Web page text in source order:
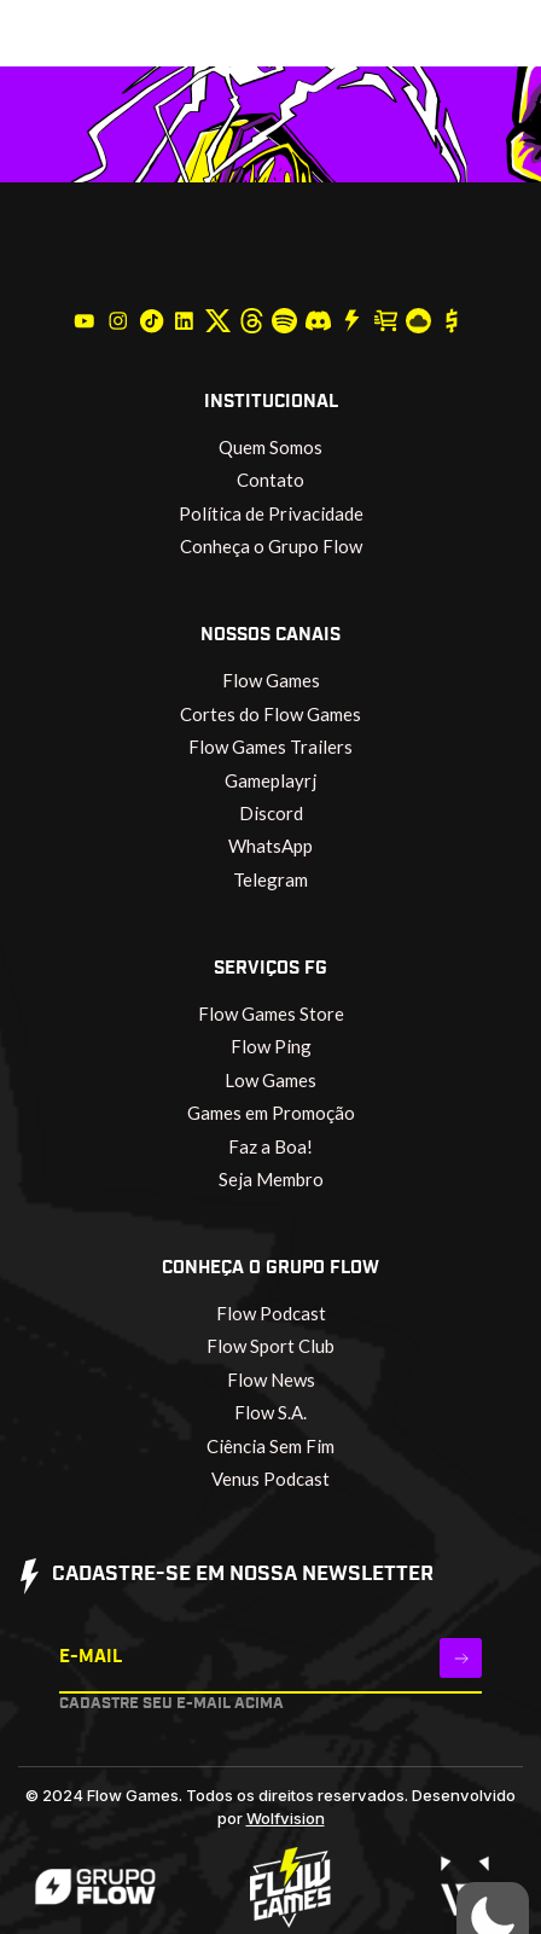
INSTITUCIONAL
Quem Somos
Contato
Política de Privacidade
Conheça o Grupo Flow
NOSSOS CANAIS
Flow Games
Cortes do Flow Games
Flow Games Trailers
Gameplayrj
Discord
WhatsApp
Telegram
SERVIÇOS FG
Flow Games Store
Flow Ping
Low Games
Games em Promoção
Faz a Boa!
Seja Membro
CONHEÇA O GRUPO FLOW
Flow Podcast
Flow Sport Club
Flow News
Flow S.A.
Ciência Sem Fim
Venus Podcast
CADASTRE-SE EM NOSSA NEWSLETTER
E-MAIL
CADASTRE SEU E-MAIL ACIMA
© 2024 Flow Games. Todos os direitos reservados. Desenvolvido
porWolfvision